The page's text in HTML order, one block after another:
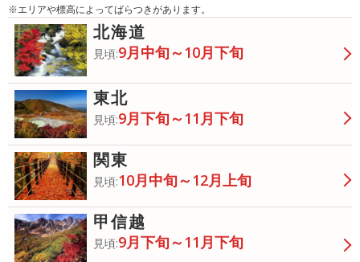
※エリアや標高によってばらつきがあります。
北海道
見頃:9月中旬～10月下旬
東北
見頃:9月下旬～11月下旬
関東
見頃:10月中旬～12月上旬
甲信越
見頃:9月下旬～11月下旬